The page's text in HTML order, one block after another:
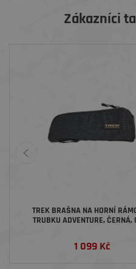
Zákazníci
TREK BRAŠNA NA HORNÍ
TRUBKU ADVENTURE,
1 099 Kč